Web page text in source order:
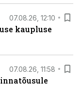
07.08.26, 12:10
kaupluse
07.08.26, 11:58